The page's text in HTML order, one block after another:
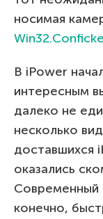
носимая
В iPower
интересным
далеко не
несколько
доставшихся
оказались
Современный
конечно,